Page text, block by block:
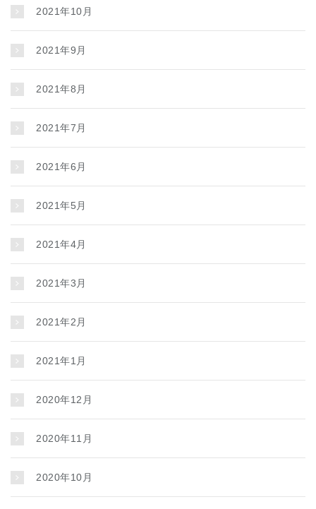
2021年10月
2021年9月
2021年8月
2021年7月
2021年6月
2021年5月
2021年4月
2021年3月
2021年2月
2021年1月
2020年12月
2020年11月
2020年10月